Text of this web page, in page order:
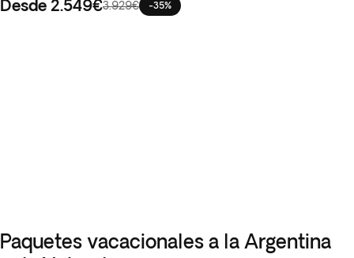
Desde 2.549€3.929€ -35%
Paquetes vacacionales a la Argentina